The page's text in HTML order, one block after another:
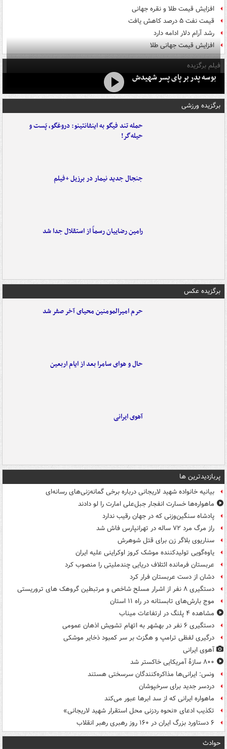
افزایش قیمت طلا و نقره جهانی
قیمت نفت ۵ درصد کاهش یافت
رشد آرام دلار ادامه دارد
افزایش قیمت جهانی طلا
فیلم برگزیده
بوسه‌ پدر بر پای پسر شهیدش
برگزیده ورزشی
حمله تند فیگو به اینفانتینو: دروغگو، پَست‌ و
حیله‌گر!
جنجال جدید نیمار در برزیل +فیلم
رامین رضاییان رسماً از استقلال جدا شد
برگزیده عکس
حرم امیرالمومنین محیای آخر صفر شد
حال و هوای سامرا بعد از ایام اربعین
آهوی ایرانی
پربازدیدترین ها
بیانیه خانواده شهید لاریجانی درباره برخی گمانه‌زنی‌های رسانه‌ای
ماهواره‌ها خسارت انفجار جبل‌علی امارت را لو دادند
پادشاه سنگین‌وزنی که در جهان رقیب ندارد
راز مرگ مرد ۷۲ ساله در تهرانپارس فاش شد
سناریوی بلاگر زن برای قتل شوهرش
یاوه‌گویی تولیدکننده موشک کروز اوکراینی علیه ایران
عربستان فرمانده ائتلاف دریایی چندملیتی را منصوب کرد
دشان از دست عربستان فرار کرد
دستگیری ۸ نفر از اشرار مسلح شاخص و مرتبطین گروهک های تروریستی
موج بارش‌های تابستانه در راه ۱۱ استان
مشاهده ۴ پلنگ در ارتفاعات میناب
دستگیری ۶ نفر در بهشهر به اتهام تشویش اذهان عمومی
درگیری لفظی ترامپ و هگزث بر سر کمبود ذخایر موشکی
آهوی ایرانی
۸۰۰ سازۀ آمریکایی خاکستر شد
ونس: ایرانی‌ها مذاکره‌کنندگان سرسختی هستند
دردسر جدید برای سرخپوشان
ماهواره ایرانی که از سد ابرها عبور می‌کند
تکذیب ادعای «نحوه ردزنی محل استقرار شهید لاریجانی»
۶ دستاورد بزرگ ایران در ۱۶۰ روز رهبری رهبر انقلاب
حوادث